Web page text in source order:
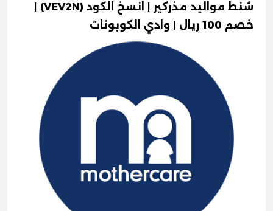
شنط مواليد مذركير | انسخ الكود (VEV2N) |
خصم 100 ريال | وادي الكوبونات